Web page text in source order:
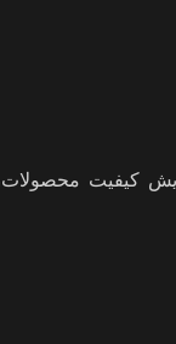
کیفیت